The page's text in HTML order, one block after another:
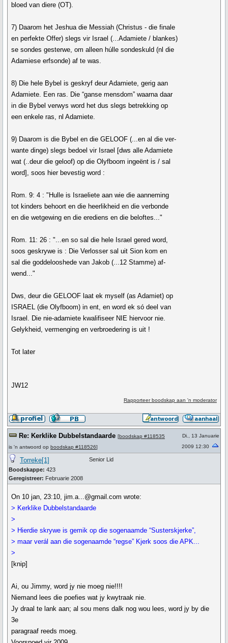
bloed van diere (OT).
7) Daarom het Jeshua die Messiah (Christus - die finale
en perfekte Offer) slegs vir Israel (...Adamiete / blankes)
se sondes gesterwe, om alleen húlle sondeskuld (nl die
Adamiese erfsonde) af te was.
8) Die hele Bybel is geskryf deur Adamiete, gerig aan
Adamiete. Een ras. Die “ganse mensdom” waarna daar
in die Bybel verwys word het dus slegs betrekking op
een enkele ras, nl Adamiete.
9) Daarom is die Bybel en die GELOOF (...en al die ver-
wante dinge) slegs bedoel vir Israel [dws alle Adamiete
wat (..deur die geloof) op die Olyfboom ingeënt is / sal
word], soos hier bevestig word :
Rom. 9: 4 : "Hulle is Israeliete aan wie die aanneming
tot kinders behoort en die heerlikheid en die verbonde
en die wetgewing en die erediens en die beloftes..."
Rom. 11: 26 : "...en so sal die hele Israel gered word,
soos geskrywe is : Die Verlosser sal uit Sion kom en
sal die goddelooshede van Jakob (...12 Stamme) af-
wend..."
Dws, deur die GELOOF laat ek myself (as Adamiet) op
ISRAEL (die Olyfboom) in ent, en word ek só deel van
Israel. Die nie-adamiete kwalifiseer NIE hiervoor nie.
Gelykheid, vermenging en verbroedering is uit !
Tot later
JW12
Rapporteer boodskap aan 'n moderator
Re: Kerklike Dubbelstandaarde [boodskap #118535
is 'n antwoord op boodskap #118526]
Di., 13 Januarie
2009 12:30
Torreke[1]
Boodskappe: 423
Geregistreer: Februarie 2008
Senior Lid
On 10 jan, 23:10, jim.a...@gmail.com wrote:
> Kerklike Dubbelstandaarde
>
> Hierdie skrywe is gemik op die sogenaamde “Susterskjerke”,
> maar verál aan die sogenaamde “regse” Kjerk soos die APK...
>
[knip]
Ai, ou Jimmy, word jy nie moeg nie!!!!
Niemand lees die poefies wat jy kwytraak nie.
Jy draal te lank aan; al sou mens dalk nog wou lees, word jy by die
3e
paragraaf reeds moeg.